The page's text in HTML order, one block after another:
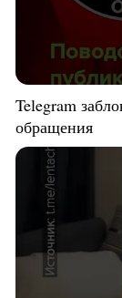
Telegram
обращения